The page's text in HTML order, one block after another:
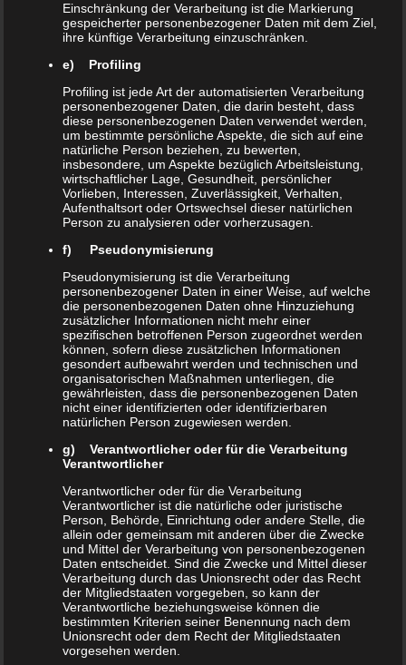
accumsan. Integer vitae nulla suscipit,
molestie tortor sed, eleifend tellus.
Pellentesque a bibendum massa.
Etiam auctor ligula nibh.
Print Design Services
Content Marketing
PPC Advertising
Donec quam est, suscipit vel ligula ut,
aliquet maximus libero. Pellentesque
finibus tellus vitae dolor lacinia
eleifend. Vivamus convallis nunc ante,
ac placerat turpis imperdiet in. Aenean
posuere tortor vitae mi mollis tempus.
Focus on The User
Suspendisse eu lectus tempus, feugiat
enim in, lacinia augue. Cras
scelerisque risus vel nulla dictum
Einschränkung der Verarbeitung ist die Markierung
gespeicherter personenbezogener Daten mit dem Ziel,
ihre künftige Verarbeitung einzuschränken.
e) Profiling
Profiling ist jede Art der automatisierten Verarbeitung
personenbezogener Daten, die darin besteht, dass
diese personenbezogenen Daten verwendet werden,
um bestimmte persönliche Aspekte, die sich auf eine
natürliche Person beziehen, zu bewerten,
insbesondere, um Aspekte bezüglich Arbeitsleistung,
wirtschaftlicher Lage, Gesundheit, persönlicher
Vorlieben, Interessen, Zuverlässigkeit, Verhalten,
Aufenthaltsort oder Ortswechsel dieser natürlichen
Person zu analysieren oder vorherzusagen.
f) Pseudonymisierung
Pseudonymisierung ist die Verarbeitung
personenbezogener Daten in einer Weise, auf welche
die personenbezogenen Daten ohne Hinzuziehung
zusätzlicher Informationen nicht mehr einer
spezifischen betroffenen Person zugeordnet werden
können, sofern diese zusätzlichen Informationen
gesondert aufbewahrt werden und technischen und
organisatorischen Maßnahmen unterliegen, die
gewährleisten, dass die personenbezogenen Daten
nicht einer identifizierten oder identifizierbaren
natürlichen Person zugewiesen werden.
g) Verantwortlicher oder für die Verarbeitung
Verantwortlicher
Verantwortlicher oder für die Verarbeitung
Verantwortlicher ist die natürliche oder juristische
Person, Behörde, Einrichtung oder andere Stelle, die
allein oder gemeinsam mit anderen über die Zwecke
und Mittel der Verarbeitung von personenbezogenen
Daten entscheidet. Sind die Zwecke und Mittel dieser
Verarbeitung durch das Unionsrecht oder das Recht
der Mitgliedstaaten vorgegeben, so kann der
Verantwortliche beziehungsweise können die
bestimmten Kriterien seiner Benennung nach dem
Unionsrecht oder dem Recht der Mitgliedstaaten
vorgesehen werden.